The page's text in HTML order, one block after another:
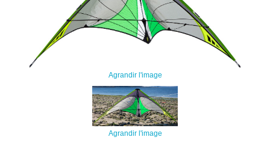
Agrandir l'image
Agrandir l'image